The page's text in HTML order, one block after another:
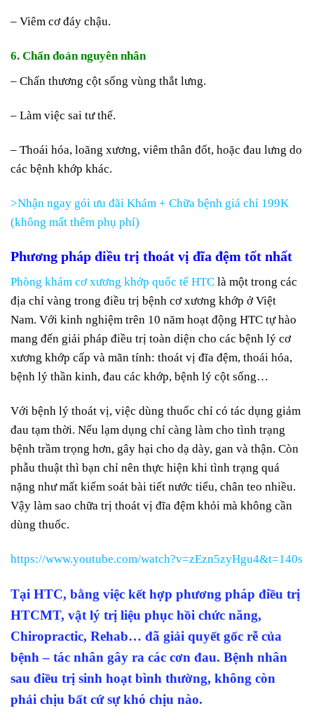
– Viêm cơ đáy chậu.
6. Chẩn đoán nguyên nhân
– Chấn thương cột sống vùng thắt lưng.
– Làm việc sai tư thế.
– Thoái hóa, loãng xương, viêm thân đốt, hoặc đau lưng do
các bệnh khớp khác.
>Nhận ngay gói ưu đãi Khám + Chữa bệnh giá chỉ 199K
(không mất thêm phụ phí)
Phương pháp điều trị thoát vị đĩa đệm tốt nhất
Phòng khám cơ xương khớp quốc tế HTC là một trong các
địa chỉ vàng trong điều trị bệnh cơ xương khớp ở Việt
Nam. Với kinh nghiệm trên 10 năm hoạt động HTC tự hào
mang đến giải pháp điều trị toàn diện cho các bệnh lý cơ
xương khớp cấp và mãn tính: thoát vị đĩa đệm, thoái hóa,
bệnh lý thần kinh, đau các khớp, bệnh lý cột sống…
Với bệnh lý thoát vị, việc dùng thuốc chỉ có tác dụng giảm
đau tạm thời. Nếu lạm dụng chỉ càng làm cho tình trạng
bệnh trầm trọng hơn, gây hại cho dạ dày, gan và thận. Còn
phẫu thuật thì bạn chỉ nên thực hiện khi tình trạng quá
nặng như mất kiểm soát bài tiết nước tiểu, chân teo nhiều.
Vậy làm sao chữa trị thoát vị đĩa đệm khỏi mà không cần
dùng thuốc.
https://www.youtube.com/watch?v=zEzn5zyHgu4&t=140s
Tại HTC, bằng việc kết hợp phương pháp điều trị
HTCMT, vật lý trị liệu phục hồi chức năng,
Chiropractic, Rehab… đã giải quyết gốc rễ của
bệnh – tác nhân gây ra các cơn đau. Bệnh nhân
sau điều trị sinh hoạt bình thường, không còn
phải chịu bất cứ sự khó chịu nào.